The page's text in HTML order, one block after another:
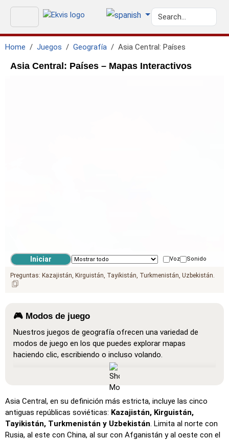
Home Juegos Geografía Asia Central: Países
Asia Central: Países – Mapas Interactivos
Voz Sonido
Preguntas: Kazajistán Kirguistán Tayikistán Turkmenistán Uzbekistán
🎮 Modos de juego
Nuestros juegos de geografía ofrecen una variedad de
modos de juego en los que puedes explorar mapas
haciendo clic, escribiendo o incluso volando.
: Un modo de aprendizaje donde todas las
ubicaciones son visibles en el mapa, lo que facilita el
Haz clic en… (muy fácil): Funciona como 'Haz clic en…',
pero al pasar el cursor sobre una ubicación, se muestra su
nombre.
Asia Central, en su definición más estricta, incluye las cinco
antiguas repúblicas soviéticas: Kazajistán, Kirguistán,
Tayikistán, Turkmenistán y Uzbekistán. Limita al norte con
Rusia, al este con China, al sur con Afganistán y al oeste con el